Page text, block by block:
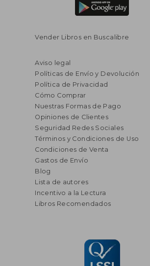
Vender Libros en Buscalibre
Aviso legal
Políticas de Envío y Devolución
Política de Privacidad
Cómo Comprar
Nuestras Formas de Pago
Opiniones de Clientes
Seguridad Redes Sociales
Términos y Condiciones de Uso
Condiciones de Venta
Gastos de Envío
Blog
Lista de autores
Incentivo a la Lectura
Libros Recomendados